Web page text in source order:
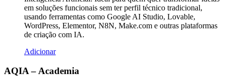
em soluções funcionais sem ter perfil técnico tradicional,
usando ferramentas como Google AI Studio, Lovable,
WordPress, Elementor, N8N, Make.com e outras plataformas
de criação com IA.
Adicionar
AQIA – Academia